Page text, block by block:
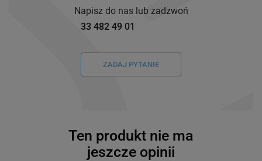
Napisz do nas lub zadzwoń
33 482 49 01
ZADAJ PYTANIE
Ten produkt nie ma
jeszcze opinii